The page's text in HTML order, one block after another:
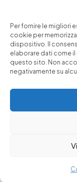
Per fornire le migliori
cookie per
dispositivo. Il
elaborare dati come
questo sito. Non
negativamente su
Immobiliare
14571101006 - Tutti i